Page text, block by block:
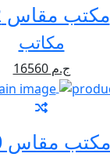
مكتب مقاس 2 م
مكاتب
16560 ج.م